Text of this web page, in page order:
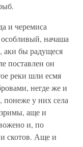
и черемиса
начаша
аки бы радущеся
поставлен он
реки шли есмя
негде же и
понеже у них села
аще и
и, по
скотов. Аще и